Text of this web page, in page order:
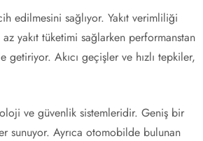
edilmesini sağlıyor. Yakıt verimliliği
yakıt tüketimi sağlarken performanstan
Akıcı geçişler ve hızlı tepkiler,
ve güvenlik sistemleridir. Geniş bir
sunuyor. Ayrıca otomobilde bulunan